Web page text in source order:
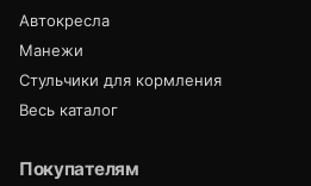
Автокресла
Манежи
Стульчики для кормления
Весь каталог
Покупателям